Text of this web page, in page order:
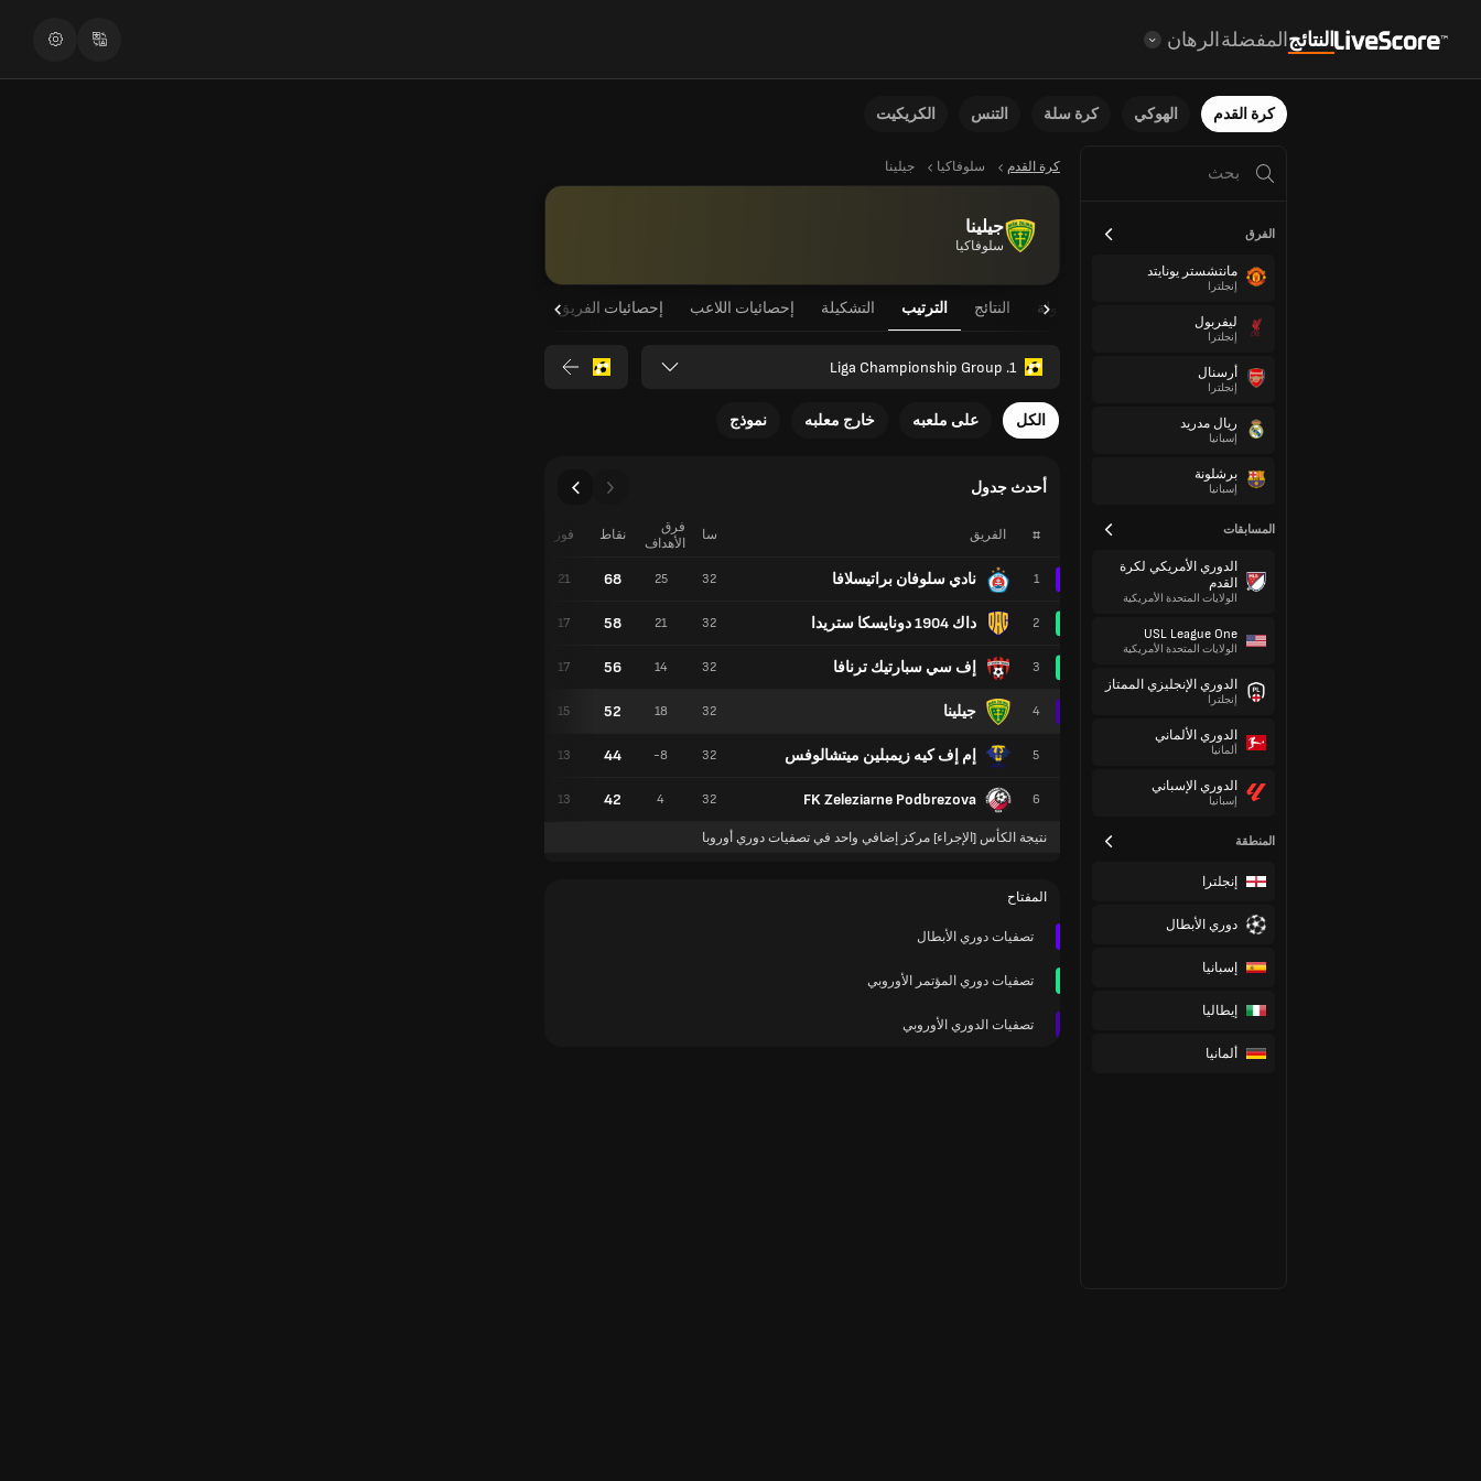
النتائجالمفضلةالرهان
كرة القدم الهوكي كرة سلة التنس الكريكيت
الفرق
مانتشستر يونايتد
إنجلترا
ليفربول
إنجلترا
أرسنال
إنجلترا
ريال مدريد
إسبانيا
برشلونة
إسبانيا
المسابقات
الدوري الأمريكي لكرة
القدم
الولايات المتحدة الأمريكية
USL League One
الولايات المتحدة الأمريكية
الدوري الإنجليزي الممتاز
إنجلترا
الدوري الألماني
ألمانيا
الدوري الإسباني
إسبانيا
المنطقة
إنجلترا
دوري الأبطال
إسبانيا
إيطاليا
ألمانيا
كرة القدم سلوفاكيا جيلينا
جيلينا
سلوفاكيا
مباريات مجدولة النتائج الترتيب التشكيلة إحصائيات اللاعب إحصائيات الفريق
1. Liga Championship Group
الكل على ملعبه خارج معلبه نموذج
أحدث جدول
# الفريق
1 نادي سلوفان براتيسلافا
2 داك 1904 دونايسكا ستريدا
3 إف سي سبارتيك ترنافا
4 جيلينا
5 إم إف كيه زيمبلين ميتشالوفس
6
FK Zeleziarne Podbrezova
سا
فرق
الأهداف
نقاط فوز
32
25
68
21
32
21
58
17
32
14
56
17
32
18
52
15
32
-8
44
13
32
4
42
13
نتيجة الكأس [الإجراء] مركز إضافي واحد في تصفيات دوري أوروبا
المفتاح
تصفيات دوري الأبطال
تصفيات دوري المؤتمر الأوروبي
تصفيات الدوري الأوروبي